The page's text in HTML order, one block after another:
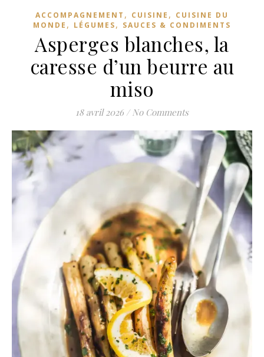
ACCOMPAGNEMENT , CUISINE , CUISINE DU
MONDE , LÉGUMES, SAUCES & CONDIMENTS
Asperges blanches, la
caresse d’un beurre au
miso
18 avril 2026 / No Comments